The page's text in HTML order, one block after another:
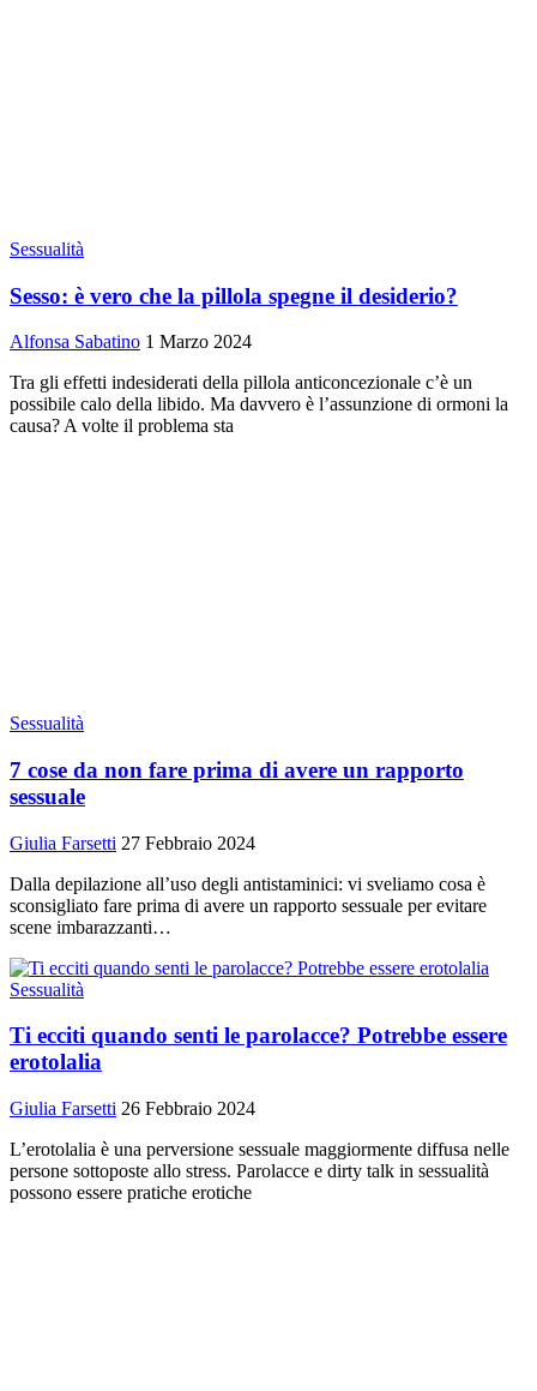
Sessualità
Sesso: è vero che la pillola spegne il desiderio?
Alfonsa Sabatino 1 Marzo 2024
Tra gli effetti indesiderati della pillola anticoncezionale c’è un
possibile calo della libido. Ma davvero è l’assunzione di ormoni la
causa? A volte il problema sta
Sessualità
7 cose da non fare prima di avere un rapporto
sessuale
Giulia Farsetti 27 Febbraio 2024
Dalla depilazione all’uso degli antistaminici: vi sveliamo cosa è
sconsigliato fare prima di avere un rapporto sessuale per evitare
scene imbarazzanti…
Sessualità
Ti ecciti quando senti le parolacce? Potrebbe essere
erotolalia
Giulia Farsetti 26 Febbraio 2024
L’erotolalia è una perversione sessuale maggiormente diffusa nelle
persone sottoposte allo stress. Parolacce e dirty talk in sessualità
possono essere pratiche erotiche